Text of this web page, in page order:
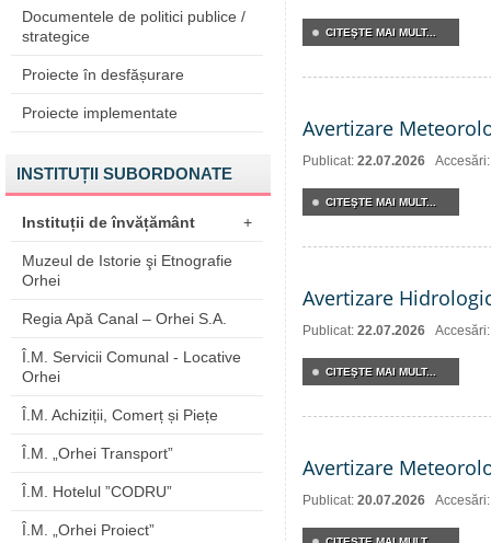
Documentele de politici publice /
strategice
Proiecte în desfășurare
Proiecte implementate
INSTITUȚII SUBORDONATE
Instituții de învățământ +
Muzeul de Istorie şi Etnografie
Orhei
Regia Apă Canal – Orhei S.A.
Î.M. Servicii Comunal - Locative
Orhei
Î.M. Achiziții, Comerț și Piețe
Î.M. „Orhei Transport”
Î.M. Hotelul ”CODRU”
Î.M. „Orhei Proiect”
CITEŞTE MAI MULT...
Avertizare
Publicat: 22.07.2026
CITEŞTE MAI MULT...
Avertizare
Publicat: 22.07.2026
CITEŞTE MAI MULT...
Avertizare
Publicat: 20.07.2026